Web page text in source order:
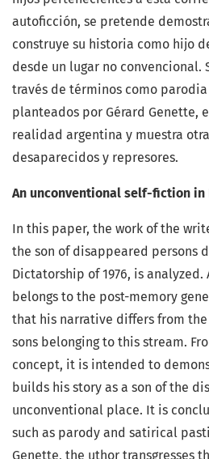
autoficción, se pretende
construye su historia como hijo
desde un lugar no convencional.
través de términos como
planteados por Gérard Genette,
realidad argentina y muestra
desaparecidos y represores.
An unconventional self-fiction in
In this paper, the work of the
the son of disappeared persons
Dictatorship of 1976, is analyzed.
belongs to the post-memory
that his narrative differs from
sons belonging to this stream.
concept, it is intended to
builds his story as a son of the
unconventional place. It is
such as parody and satirical
Genette, the uthor transgresses